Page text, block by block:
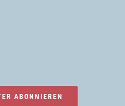
ABONNIEREN